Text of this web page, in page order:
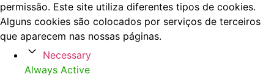
permissão. Este site utiliza diferentes tipos de cookies.
Alguns cookies são colocados por serviços de terceiros
que aparecem nas nossas páginas.
Necessary
Always Active